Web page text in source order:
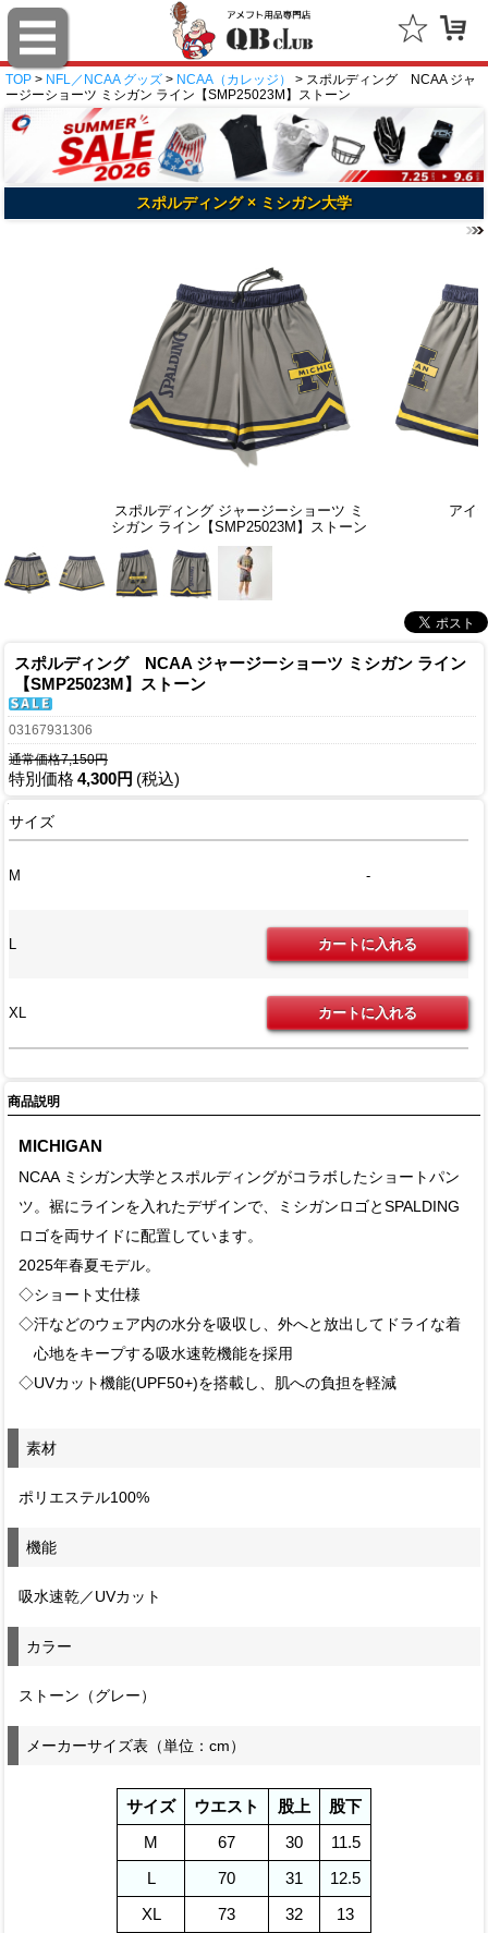
TOP > NFL／NCAA グッズ > NCAA（カレッジ）
> スポルディング NCAA ジャ
ージーショーツ ミシガン ライン【SMP25023M】ストーン
スポルディング × ミシガン大学
スポルディング ジャージーショーツ ミ
シガン ライン【SMP25023M】ストーン
アイ
スポルディング NCAA ジャージーショーツ ミシガン ライン
【SMP25023M】ストーン
03167931306
通常価格7,150円
特別価格 4,300円 (税込)
サイズ
M -
L
XL
商品説明
MICHIGAN
NCAA ミシガン大学とスポルディングがコラボしたショートパン
ツ。裾にラインを入れたデザインで、ミシガンロゴとSPALDING
ロゴを両サイドに配置しています。
2025年春夏モデル。
◇ショート丈仕様
◇汗などのウェア内の水分を吸収し、外へと放出してドライな着
心地をキープする吸水速乾機能を採用
◇UVカット機能(UPF50+)を搭載し、肌への負担を軽減
素材
ポリエステル100%
機能
吸水速乾／UVカット
カラー
ストーン（グレー）
メーカーサイズ表（単位：cm）
サイズ ウエスト 股上
股下
M
67 30
11.5
L
70 31
12.5
XL
73 32 13